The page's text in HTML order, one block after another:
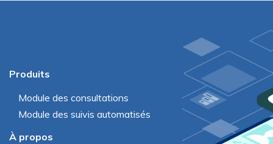
Produits
Module des consultations
Module des suivis automatisés
À propos